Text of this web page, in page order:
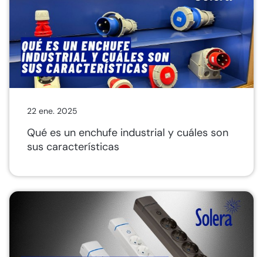
22 ene. 2025
Qué es un enchufe industrial y cuáles son
sus características